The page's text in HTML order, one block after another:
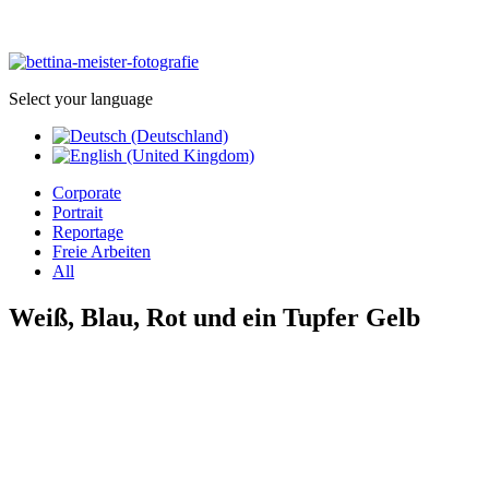
Select your language
Corporate
Portrait
Reportage
Freie Arbeiten
All
Weiß, Blau, Rot und ein Tupfer Gelb